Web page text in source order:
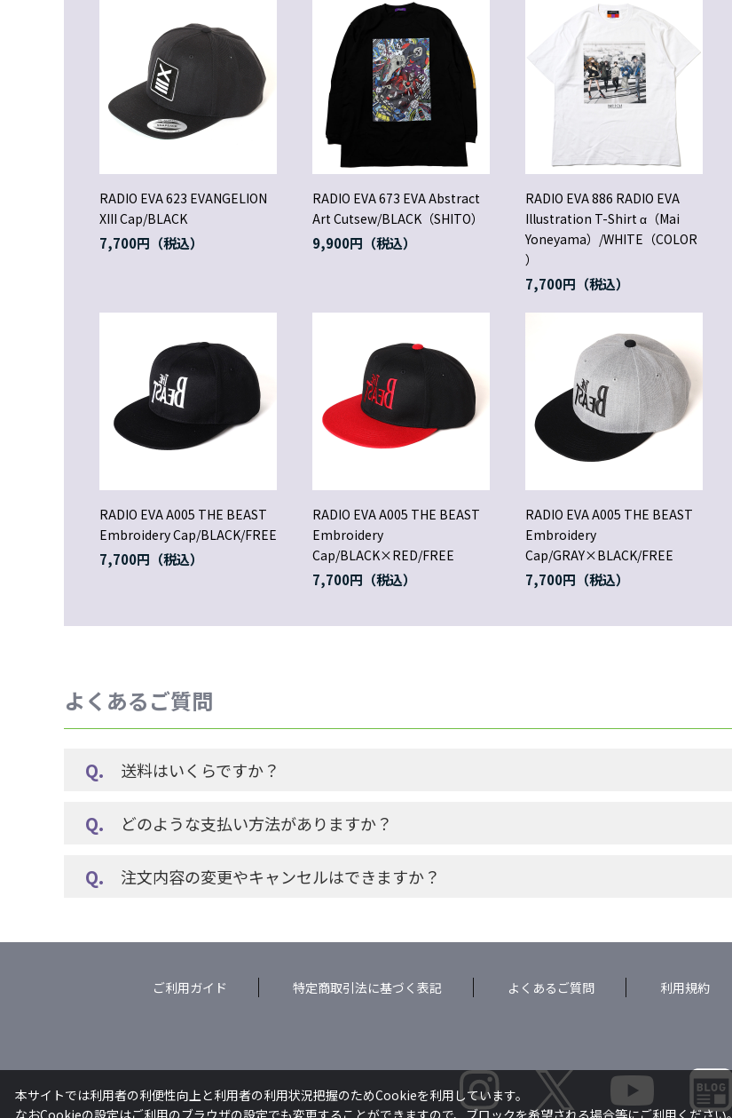
RADIO EVA 623 EVANGELION
XIII Cap/BLACK
7,700円
RADIO EVA 673 EVA Abstract
Art Cutsew/BLACK（SHITO）
9,900円
RADIO EVA 886 RADIO EVA
Illustration T-Shirt α（Mai
Yoneyama）/WHITE（COLOR
）
7,700円
RADIO EVA A005 THE BEAST
Embroidery Cap/BLACK/FREE
7,700円
RADIO EVA A005 THE BEAST
Embroidery
Cap/BLACK×RED/FREE
7,700円
RADIO EVA A005 THE BEAST
Embroidery
Cap/GRAY×BLACK/FREE
7,700円
よくあるご質問
送料はいくらですか？
どのような支払い方法がありますか？
注文内容の変更やキャンセルはできますか？
ご利用ガイド 特定商取引法に基づく表記 よくあるご質問 利用規約
本サイトでは利用者の利便性向上と利用者の利用状況把握のためCookieを利用しています。